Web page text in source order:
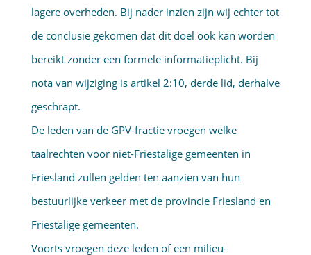
lagere overheden. Bij nader inzien zijn wij echter tot
de conclusie gekomen dat dit doel ook kan worden
bereikt zonder een formele informatieplicht. Bij
nota van wijziging is artikel 2:10, derde lid, derhalve
geschrapt.
De leden van de GPV-fractie vroegen welke
taalrechten voor niet-Friestalige gemeenten in
Friesland zullen gelden ten aanzien van hun
bestuurlijke verkeer met de provincie Friesland en
Friestalige gemeenten.
Voorts vroegen deze leden of een milieu-